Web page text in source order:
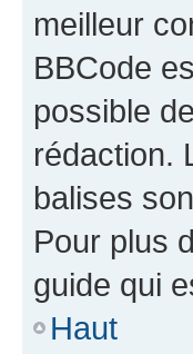
meilleur
BBCode
possible
rédaction.
balises
Pour plus
guide qui
Haut